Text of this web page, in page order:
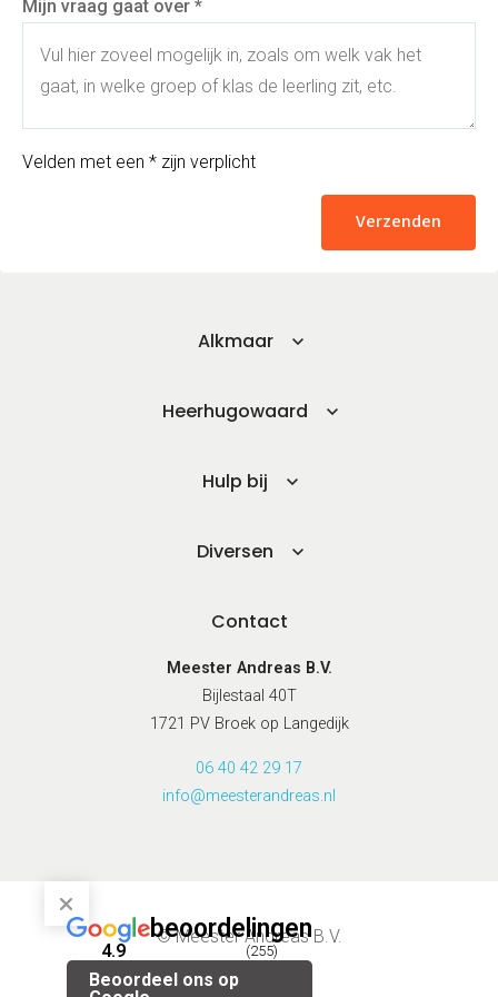
Mijn vraag gaat over *
Velden met een * zijn verplicht
Verzenden
Alkmaar
Heerhugowaard
Hulp bij
Diversen
Contact
Meester Andreas B.V.
Bijlestaal 40T
1721 PV Broek op Langedijk
06 40 42 29 17
info@meesterandreas.nl
© Meester Andreas B.V.
Privacybeleid
beoordelingen
4.9 (255)
Beoordeel ons op